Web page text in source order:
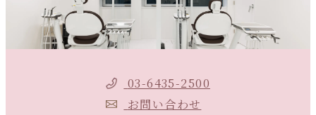
03-6435-2500
お問い合わせ